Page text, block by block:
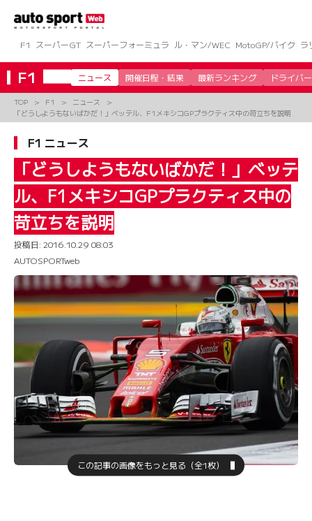
ツ
へ
ス
キ
プ
F1 スーパーGT スーパーフォーミュラ ル・マン/WEC MotoGP/バイク ラ
F1 ニュース 開催日程・結果 最新ランキング ドライバー
TOP F1
ニュース
「どうしようもないばかだ！」ベッテル、F1メキシコGPプラクティス中の苛立ちを説明
F1 ニュース
「どうしようもないばかだ！」ベッテ
ル、F1メキシコGPプラクティス中の
苛立ちを説明
投稿日: 2016.10.29 08:03
AUTOSPORTweb
この記事の画像をもっと見る（全1枚）